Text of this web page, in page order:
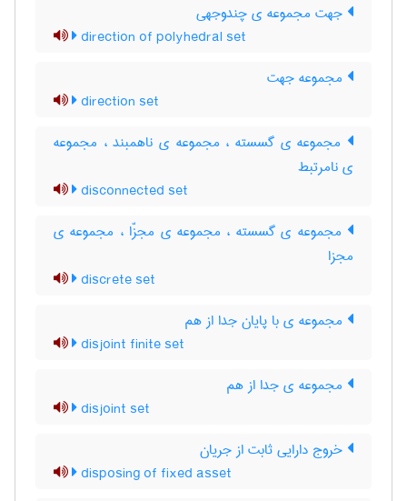
جهت مجموعه ی چندوجهی
direction of polyhedral set
مجموعه جهت
direction set
مجموعه ی گسسته ، مجموعه ی ناهمبند ، مجموعه
ی نامرتبط
disconnected set
مجموعه ی گسسته ، مجموعه ی مجزّا ، مجموعه ی
مجزا
discrete set
مجموعه ی با پایان جدا از هم
disjoint finite set
مجموعه ی جدا از هم
disjoint set
خروج دارایی ثابت از جریان
disposing of fixed asset